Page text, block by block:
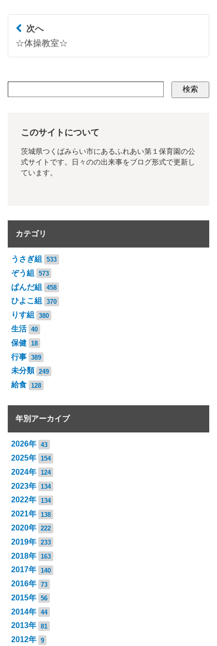
次へ
☆体操教室☆
検索
このサイトについて
茨城県つくばみらい市にあるふれあい第１保育園の公
式サイトです。日々のの出来事をブログ形式で更新し
ています。
カテゴリ
うさぎ組 533
ぞう組 573
ぱんだ組 458
ひよこ組 370
りす組 380
生活 40
保健 18
行事 389
未分類 249
給食 128
年別アーカイブ
2026年 43
2025年 154
2024年 124
2023年 134
2022年 134
2021年 138
2020年 222
2019年 233
2018年 163
2017年 140
2016年 73
2015年 56
2014年 44
2013年 81
2012年 9